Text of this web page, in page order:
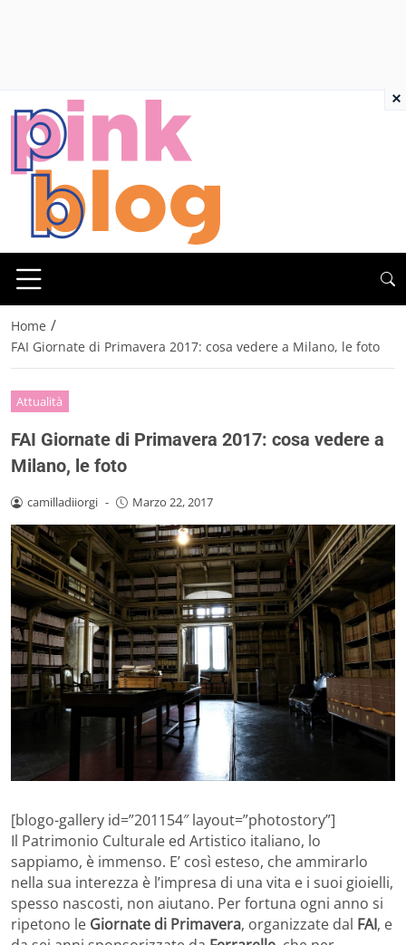
Home /
FAI Giornate di Primavera 2017: cosa vedere a Milano, le foto
Attualità
FAI Giornate di Primavera 2017: cosa vedere a
Milano, le foto
camilladiiorgi - Marzo 22, 2017
[blogo-gallery id=”201154″ layout=”photostory”]
Il Patrimonio Culturale ed Artistico italiano, lo
sappiamo, è immenso. E’ così esteso, che ammirarlo
nella sua interezza è l’impresa di una vita e i suoi gioielli,
spesso nascosti, non aiutano. Per fortuna ogni anno si
ripetono le Giornate di Primavera, organizzate dal FAI, e
×